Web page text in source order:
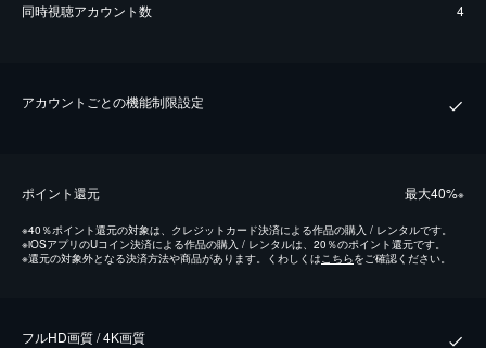
同時視聴アカウント数 4
アカウントごとの機能制限設定
ポイント還元 最⼤40%※
※40％ポイント還元の対象は、クレジットカード決済による作品の購入 / レンタルです。
※iOSアプリのUコイン決済による作品の購入 / レンタルは、20％のポイント還元です。
※還元の対象外となる決済方法や商品があります。くわしくはこちらをご確認ください。
フルHD画質 / 4K画質